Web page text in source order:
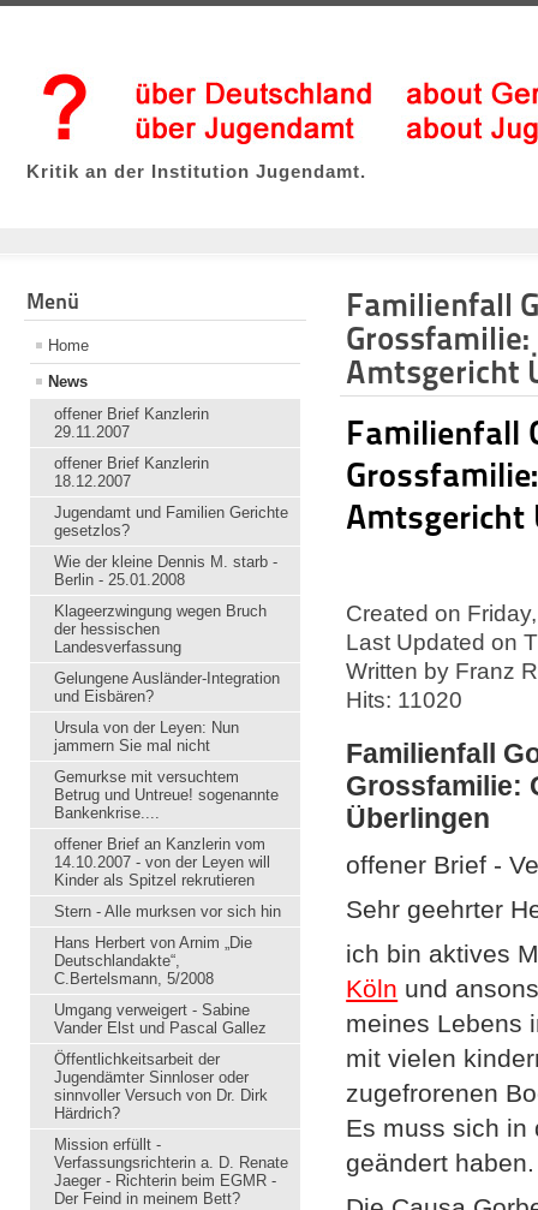
Kritik an der Institution Jugendamt.
Menü
Home
News
offener Brief Kanzlerin
29.11.2007
offener Brief Kanzlerin
18.12.2007
Jugendamt und Familien Gerichte
gesetzlos?
Wie der kleine Dennis M. starb -
Berlin - 25.01.2008
Klageerzwingung wegen Bruch
der hessischen
Landesverfassung
Gelungene Ausländer-Integration
und Eisbären?
Ursula von der Leyen: Nun
jammern Sie mal nicht
Gemurkse mit versuchtem
Betrug und Untreue! sogenannte
Bankenkrise....
offener Brief an Kanzlerin vom
14.10.2007 - von der Leyen will
Kinder als Spitzel rekrutieren
Stern - Alle murksen vor sich hin
Hans Herbert von Arnim „Die
Deutschlandakte“,
C.Bertelsmann, 5/2008
Umgang verweigert - Sabine
Vander Elst und Pascal Gallez
Öffentlichkeitsarbeit der
Jugendämter Sinnloser oder
sinnvoller Versuch von Dr. Dirk
Härdrich?
Mission erfüllt -
Verfassungsrichterin a. D. Renate
Jaeger - Richterin beim EGMR -
Der Feind in meinem Bett?
Familienfall
Amtsgericht
Familienfall
Amtsgericht
Created on
Last Updated on
Written by Franz
Hits: 11020
Familienfall
Grossfamilie:
Überlingen
offener Brief -
Sehr geehrter
ich bin aktives
Köln und
meines Lebens
mit vielen
zugefrorenen
Es muss sich in
geändert haben.